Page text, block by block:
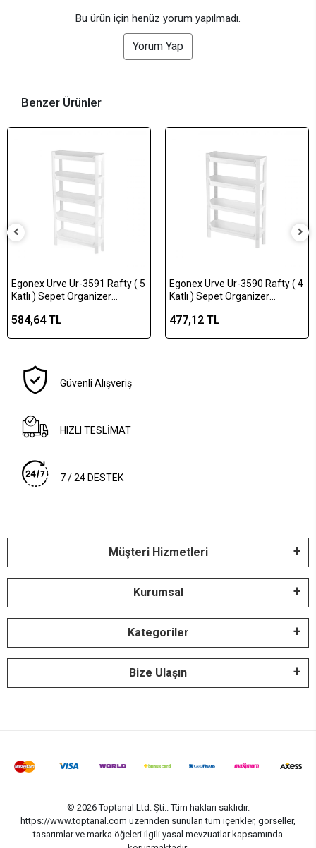
Bu ürün için henüz yorum yapılmadı.
Yorum Yap
Benzer Ürünler
Egonex Urve Ur-3591 Rafty ( 5
Katlı ) Sepet Organizer
465x145x870mm )*8
584,64 TL
Egonex Urve Ur-3590 Rafty ( 4
Katlı ) Sepet Organizer
465x145x690mm )*10
477,12 TL
Güvenli Alışveriş
HIZLI TESLİMAT
7 / 24 DESTEK
Müşteri Hizmetleri
Kurumsal
Kategoriler
Bize Ulaşın
© 2026 Toptanal Ltd. Şti.. Tüm hakları saklıdır.
https://www.toptanal.com üzerinden sunulan tüm içerikler, görseller,
tasarımlar ve marka öğeleri ilgili yasal mevzuatlar kapsamında